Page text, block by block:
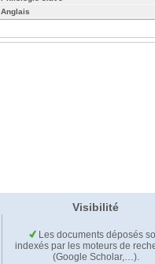
Anglais
Visibilité
Les documents déposés
indexés par les moteurs de
(Google Scholar,…).